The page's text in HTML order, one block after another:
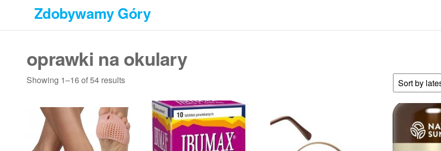
treści
Zdobywamy Góry
oprawki na okulary
Showing 1–16 of 54 results